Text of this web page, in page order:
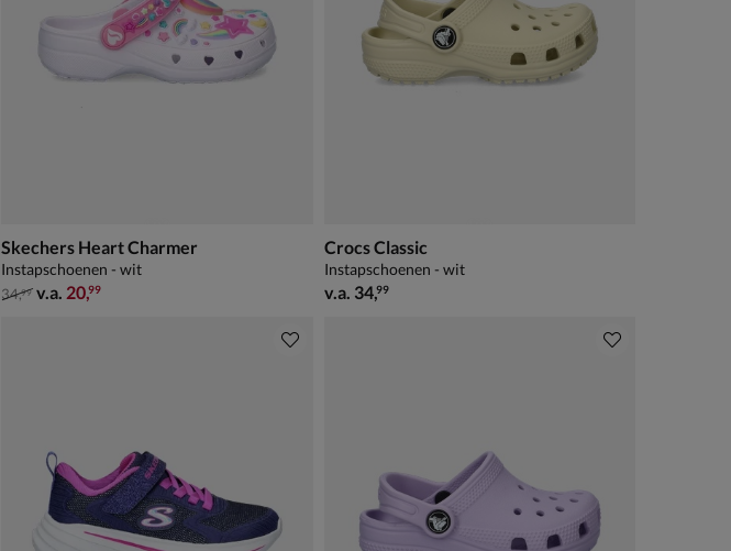
Skechers Heart Charmer
Instapschoenen - wit
van € 34,99 vanaf € 20,99
34,99 v.a. 20,99
Crocs Classic
Instapschoenen - wit
vanaf € 34,99
v.a. 34,99